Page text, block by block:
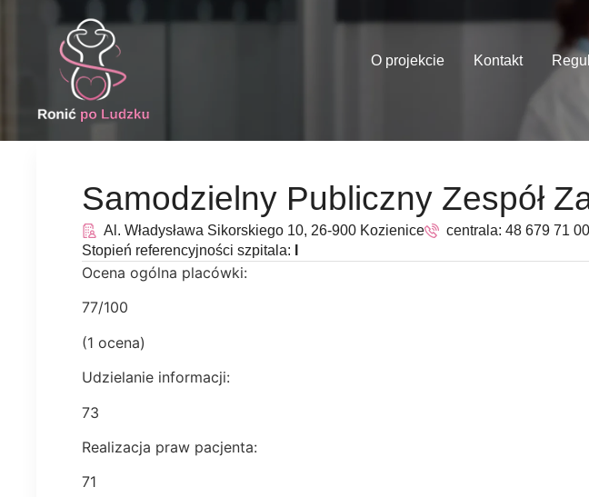
O projekcie Kontakt
Samodzielny Publiczny Zespół
Al. Władysława Sikorskiego 10, 26-900 Kozienice centrala: 48 679 71 00
Stopień referencyjności szpitala:
Ocena ogólna placówki:
77/100
(1 ocena)
Udzielanie informacji:
73
Realizacja praw pacjenta:
71